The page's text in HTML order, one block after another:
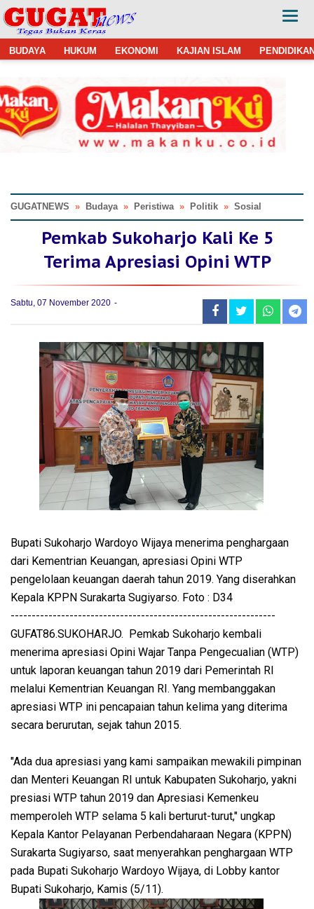
BUDAYA HUKUM EKONOMI KAJIAN ISLAM
GUGATNEWS » Budaya » Peristiwa » Politik » Sosial
Pemkab Sukoharjo Kali Ke 5
Terima Apresiasi Opini WTP
Sabtu, 07 November 2020
Bupati Sukoharjo Wardoyo Wijaya menerima penghargaan
dari Kementrian Keuangan, apresiasi Opini WTP
pengelolaan keuangan daerah tahun 2019. Yang diserahkan
Kepala KPPN Surakarta Sugiyarso. Foto : D34
---------------------------------------------------------------
GUFAT86.SUKOHARJO. Pemkab Sukoharjo kembali
menerima apresiasi Opini Wajar Tanpa Pengecualian (WTP)
untuk laporan keuangan tahun 2019 dari Pemerintah RI
melalui Kementrian Keuangan RI. Yang membanggakan
apresiasi WTP ini pencapaian tahun kelima yang diterima
secara berurutan, sejak tahun 2015.
"Ada dua apresiasi yang kami sampaikan mewakili pimpinan
dan Menteri Keuangan RI untuk Kabupaten Sukoharjo, yakni
presiasi WTP tahun 2019 dan Apresiasi Kemenkeu
memperoleh WTP selama 5 kali berturut-turut," ungkap
Kepala Kantor Pelayanan Perbendaharaan Negara (KPPN)
Surakarta Sugiyarso, saat menyerahkan penghargaan WTP
pada Bupati Sukoharjo Wardoyo Wijaya, di Lobby kantor
Bupati Sukoharjo, Kamis (5/11).